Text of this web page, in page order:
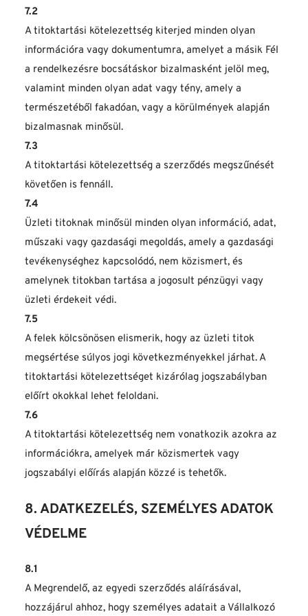
7.2
A titoktartási kötelezettség kiterjed minden olyan
információra vagy dokumentumra, amelyet a másik Fél
a rendelkezésre bocsátáskor bizalmasként jelöl meg,
valamint minden olyan adat vagy tény, amely a
természetéből fakadóan, vagy a körülmények alapján
bizalmasnak minősül.
7.3
A titoktartási kötelezettség a szerződés megszűnését
követően is fennáll.
7.4
Üzleti titoknak minősül minden olyan információ, adat,
műszaki vagy gazdasági megoldás, amely a gazdasági
tevékenységhez kapcsolódó, nem közismert, és
amelynek titokban tartása a jogosult pénzügyi vagy
üzleti érdekeit védi.
7.5
A felek kölcsönösen elismerik, hogy az üzleti titok
megsértése súlyos jogi következményekkel járhat. A
titoktartási kötelezettséget kizárólag jogszabályban
előírt okokkal lehet feloldani.
7.6
A titoktartási kötelezettség nem vonatkozik azokra az
információkra, amelyek már közismertek vagy
jogszabályi előírás alapján közzé is tehetők.
8. ADATKEZELÉS, SZEMÉLYES ADATOK
VÉDELME
8.1
A Megrendelő, az egyedi szerződés aláírásával,
hozzájárul ahhoz, hogy személyes adatait a Vállalkozó